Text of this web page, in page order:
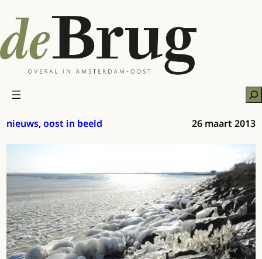
naar
de
inhoud
nieuws, oost in beeld 26 maart 2013